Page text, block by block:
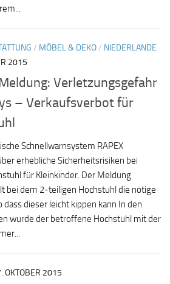
/ MÖBEL & DEKO/ NIEDERLANDE
2015
Verletzungsgefahr
– Verkaufsverbot für
Schnellwarnsystem RAPEX
erhebliche Sicherheitsrisiken bei
für Kleinkinder. Der Meldung
bei dem 2-teiligen Hochstuhl die nötige
dass dieser leicht kippen kann In den
wurde der betroffene Hochstuhl mit der
OKTOBER 2015